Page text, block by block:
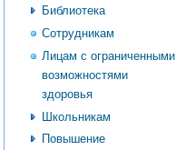
Библиотека
Сотрудникам
Лицам с ограниченными
возможностями
здоровья
Школьникам
Повышение